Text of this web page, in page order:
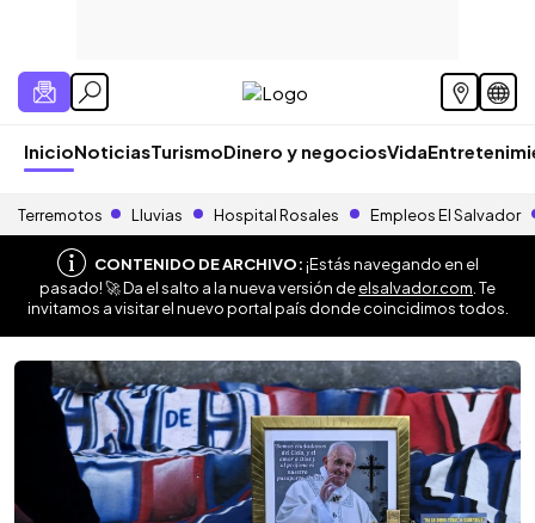
InicioNoticiasTurismoDinero y negociosVida
Terremotos Lluvias Hospital Rosales Empleos El Salvador
CONTENIDO DE ARCHIVO:¡Estás navegando en el
pasado! 🚀 Da el salto a la nueva versión deelsalvador.com . Te
invitamos a visitar el nuevo portal país donde coincidimos todos.